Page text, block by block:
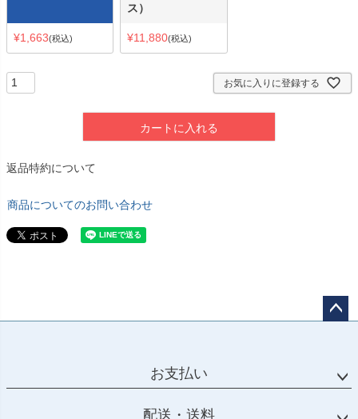
¥1,663 税込
ス）
¥11,880 税込
お気に入りに登録する
カートに入れる
返品特約について
商品についてのお問い合わせ
お支払い
配送・送料